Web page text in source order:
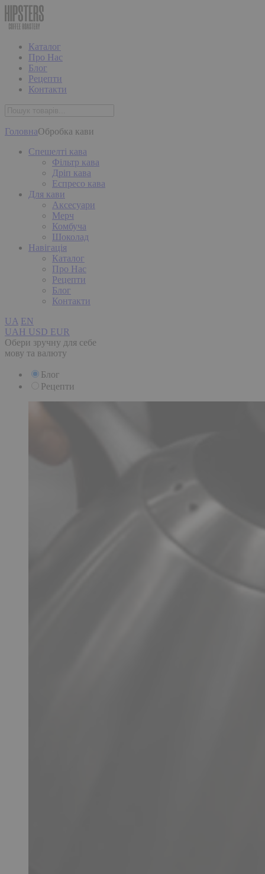
Каталог
Про Нас
Блог
Рецепти
Контакти
ГоловнаОбробка кави
Спешелті кава
Фільтр кава
Дріп кава
Еспресо кава
Для кави
Аксесуари
Мерч
Комбуча
Шоколад
Навігація
Каталог
Про Нас
Рецепти
Блог
Контакти
UA EN
UAH USD EUR
Обери зручну для себе
мову та валюту
Блог
Рецепти